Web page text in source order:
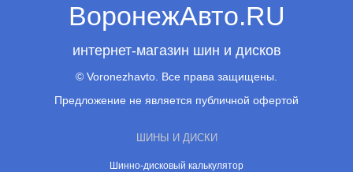
ВоронежАвто.RU
интернет-магазин шин и дисков
© Voronezhavto. Все права защищены.
Предложение не является публичной офертой
ШИНЫ И ДИСКИ
Шинно-дисковый калькулятор